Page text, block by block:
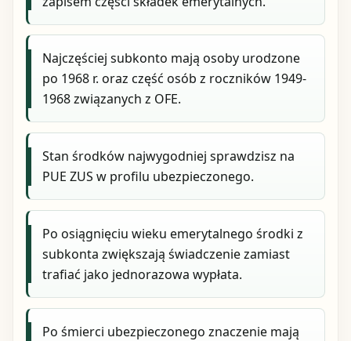
Najczęściej subkonto mają osoby urodzone
po 1968 r. oraz część osób z roczników 1949-
1968 związanych z OFE.
Stan środków najwygodniej sprawdzisz na
PUE ZUS w profilu ubezpieczonego.
Po osiągnięciu wieku emerytalnego środki z
subkonta zwiększają świadczenie zamiast
trafiać jako jednorazowa wypłata.
Po śmierci ubezpieczonego znaczenie mają